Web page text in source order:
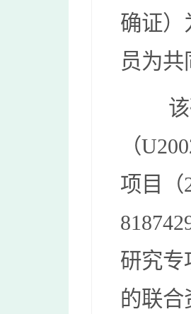
确证）
员为共
（
项目（
研究专
的联合